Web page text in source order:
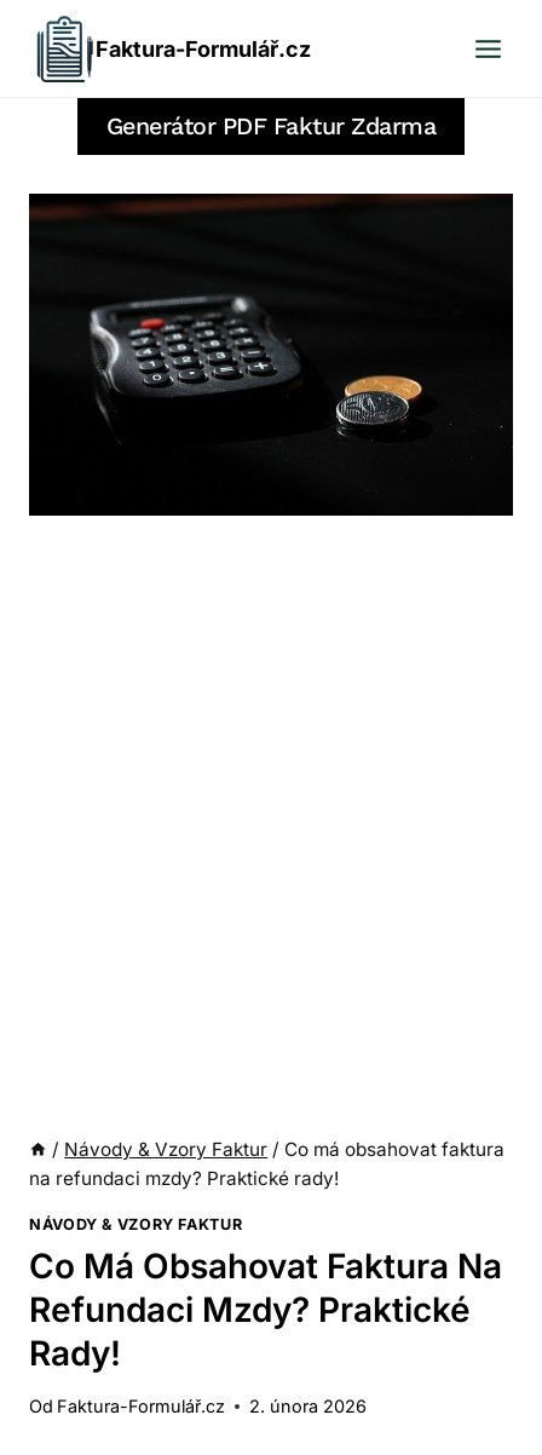
Přeskočit
obsah
Faktura-Formulář.cz
Generátor PDF Faktur Zdarma
/ Návody & Vzory Faktur / Co má obsahovat faktura
na refundaci mzdy? Praktické rady!
NÁVODY & VZORY FAKTUR
Co Má Obsahovat Faktura Na
Refundaci Mzdy? Praktické
Rady!
Od Faktura-Formulář.cz 2. února 2026